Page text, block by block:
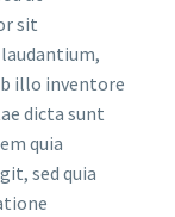
sit
illo inventore
dicta sunt
quia
sed quia